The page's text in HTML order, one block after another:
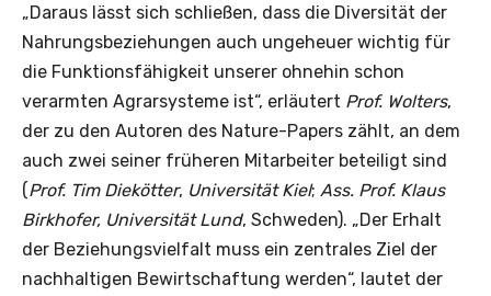
„Daraus lässt sich schließen, dass die Diversität der
Nahrungsbeziehungen auch ungeheuer wichtig für
die Funktionsfähigkeit unserer ohnehin schon
verarmten Agrarsysteme ist“, erläutert Prof. Wolters,
der zu den Autoren des Nature-Papers zählt, an dem
auch zwei seiner früheren Mitarbeiter beteiligt sind
(Prof. Tim Diekötter, Universität Kiel; Ass. Prof. Klaus
Birkhofer, Universität Lund, Schweden). „Der Erhalt
der Beziehungsvielfalt muss ein zentrales Ziel der
nachhaltigen Bewirtschaftung werden“, lautet der